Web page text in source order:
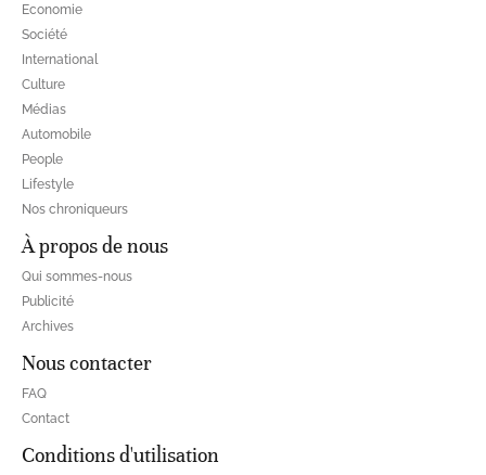
Economie
Société
International
Culture
Médias
Automobile
People
Lifestyle
Nos chroniqueurs
À propos de nous
Qui sommes-nous
Publicité
Archives
Nous contacter
FAQ
Contact
Conditions d'utilisation